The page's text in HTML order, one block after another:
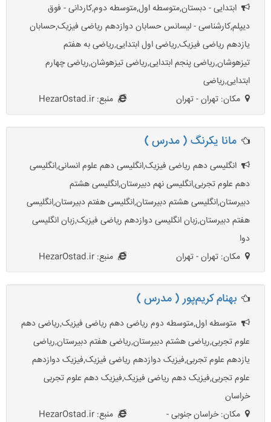
ابتدایی - دبستان,متوسطه اول,متوسطه دوم,کاردانی - فوق
دیپلم,کارشناسی - لیسانس حسابان دوازدهم ریاضی فیزیک,حسابان
یازدهم ریاضی فیزیک,ریاضی اول ابتدایی,ریاضی به هفتم
تیزهوشان,ریاضی پنجم ابتدایی,ریاضی تیزهوشان,ریاضی چهارم
ابتدایی,ریاضی
مکان: تهران - تهران
منبع: HezarOstad.ir
مانا يكرنگ ( مدرس )
انگلیسی دهم ریاضی فیزیک,انگلیسی دهم علوم انسانی,انگلیسی
دهم علوم تجربی,انگلیسی نهم دبیرستان,انگلیسی هشتم
دبیرستان,انگلیسی هشتم دبیرستان,انگلیسی هفتم دبیرستان,انگلیسی
هفتم دبیرستان,زبان انگلیسی دوازدهم ریاضی فیزیک,زبان انگلیسی
دوا
مکان: تهران - تهران
منبع: HezarOstad.ir
بهنام کریم‌پور ( مدرس )
متوسطه اول,متوسطه دوم ریاضی دهم ریاضی فیزیک,ریاضی دهم
علوم تجربی,ریاضی هشتم دبیرستان,ریاضی هفتم دبیرستان,ریاضی
یازدهم علوم تجربی,فیزیک دوازدهم ریاضی فیزیک,فیزیک دوازدهم
علوم تجربی,فیزیک دهم ریاضی فیزیک,فیزیک دهم علوم تجربی
خراسان
مکان: خراسان جنوبی -
منبع: HezarOstad.ir